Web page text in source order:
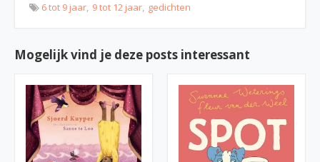
6 tot 9 jaar 9 tot 12 jaar gedichten
Mogelijk vind je deze posts interessant